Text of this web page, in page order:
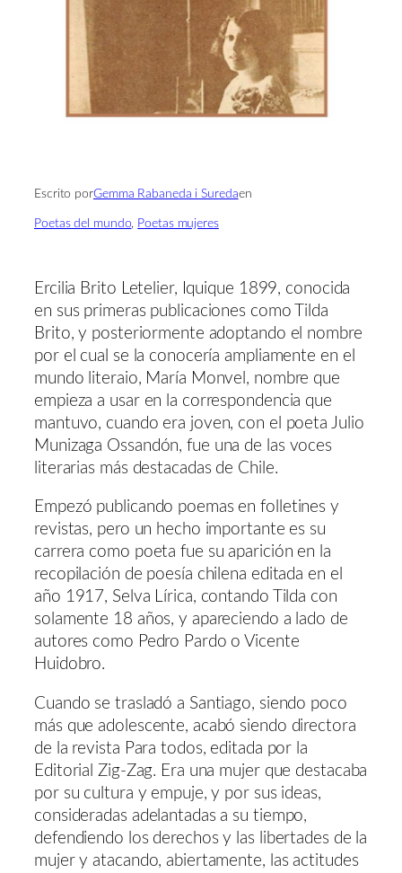
Escrito porGemma Rabaneda i Suredaen
Poetas del mundo, Poetas mujeres
Ercilia Brito Letelier, Iquique 1899, conocida
en sus primeras publicaciones como Tilda
Brito, y posteriormente adoptando el nombre
por el cual se la conocería ampliamente en el
mundo literaio, María Monvel, nombre que
empieza a usar en la correspondencia que
mantuvo, cuando era joven, con el poeta Julio
Munizaga Ossandón, fue una de las voces
literarias más destacadas de Chile.
Empezó publicando poemas en folletines y
revistas, pero un hecho importante es su
carrera como poeta fue su aparición en la
recopilación de poesía chilena editada en el
año 1917, Selva Lírica, contando Tilda con
solamente 18 años, y apareciendo a lado de
autores como Pedro Pardo o Vicente
Huidobro.
Cuando se trasladó a Santiago, siendo poco
más que adolescente, acabó siendo directora
de la revista Para todos, editada por la
Editorial Zig-Zag. Era una mujer que destacaba
por su cultura y empuje, y por sus ideas,
consideradas adelantadas a su tiempo,
defendiendo los derechos y las libertades de la
mujer y atacando, abiertamente, las actitudes